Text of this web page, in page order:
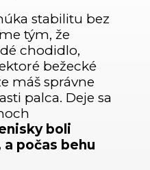
stabilitu bez
tým, že
chodidlo,
bežecké
máš správne
palca. Deje sa
boli
počas behu